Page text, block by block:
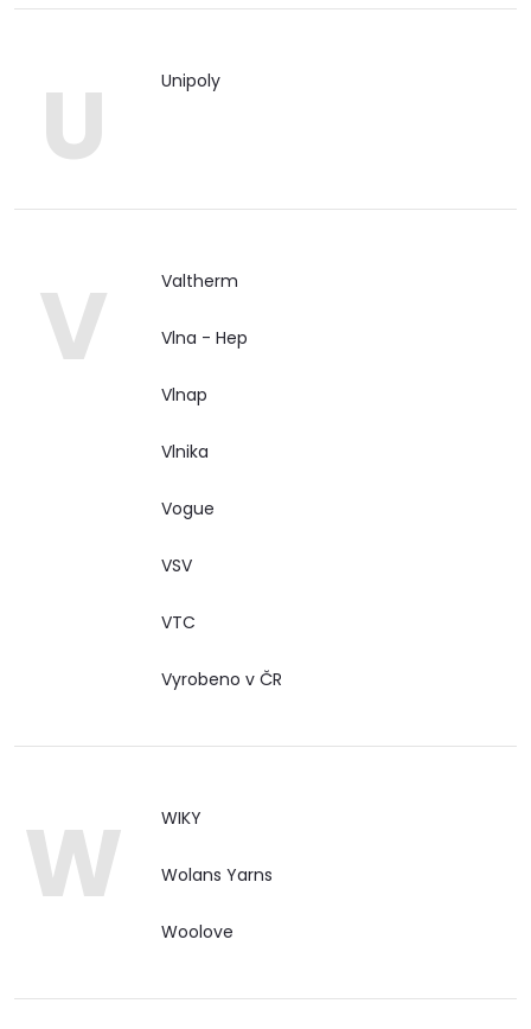
U Unipoly
V Valtherm
Vlna - Hep
Vlnap
Vlnika
Vogue
VSV
VTC
Vyrobeno v ČR
W WIKY
Wolans Yarns
Woolove